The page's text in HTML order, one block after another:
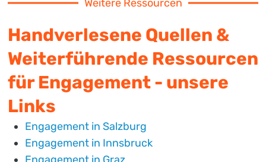
Weitere Ressourcen
Handverlesene Quellen &
Weiterführende Ressourcen
für Engagement - unsere
Links
Engagement in Salzburg
Engagement in Innsbruck